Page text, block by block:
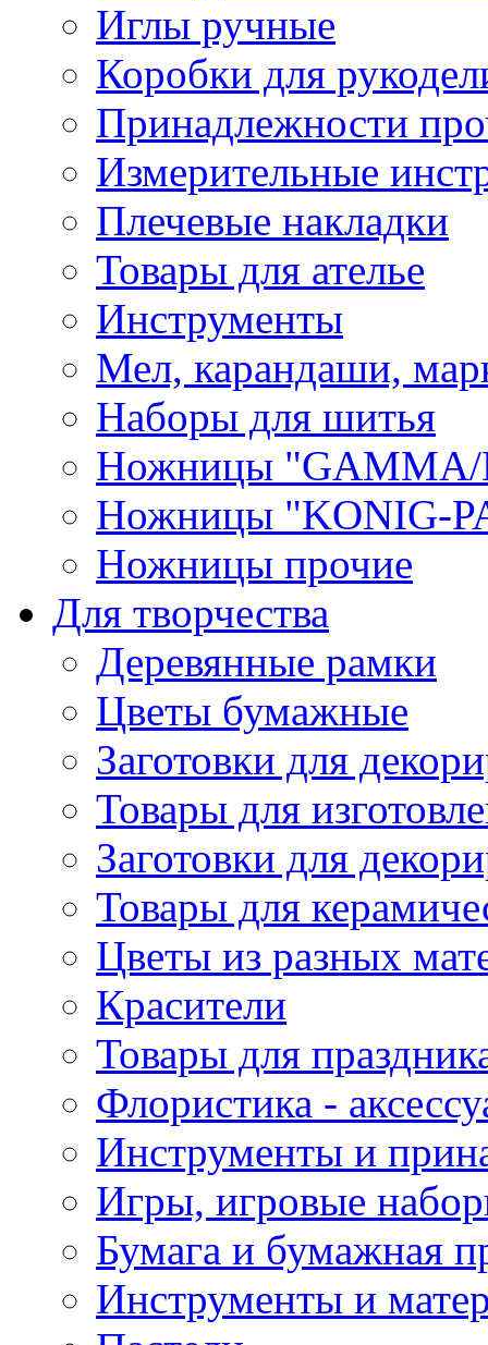
Иглы ручные
Коробки для
Принадлежности
Измерительные
Плечевые накладки
Товары для ателье
Инструменты
Мел, карандаши,
Наборы для шитья
Ножницы "GAMMA/
Ножницы "KONIG-
Ножницы прочие
Для творчества
Деревянные рамки
Цветы бумажные
Заготовки для
Товары для
Заготовки для
Товары для
Цветы из разных
Красители
Товары для
Флористика -
Инструменты и
Игры, игровые
Бумага и бумажная
Инструменты и